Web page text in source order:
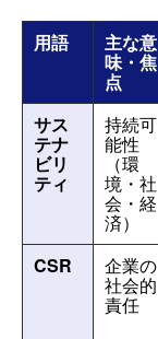
用語 主な意
味・焦
点
サス
テナ
ビリ
ティ
持続可
能性
（環
境・社
会・経
済）
CSR 企業の
社会的
責任